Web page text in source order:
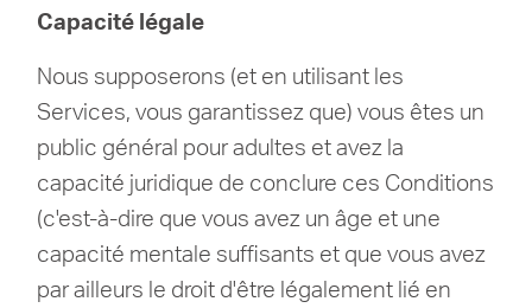
Capacité légale
Nous supposerons (et en utilisant les
Services, vous garantissez que) vous êtes un
public général pour adultes et avez la
capacité juridique de conclure ces Conditions
(c'est-à-dire que vous avez un âge et une
capacité mentale suffisants et que vous avez
par ailleurs le droit d'être légalement lié en